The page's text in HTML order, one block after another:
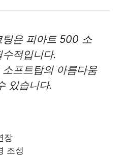
팅은 피아트 500 소
적입니다.
프트탑의 아름다움
있습니다.
장
조성